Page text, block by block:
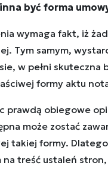
być forma
wymaga fakt, iż
Tym samym,
w pełni skuteczna
formy aktu
prawdą obiegowe
może zostać
takiej formy.
treść ustaleń